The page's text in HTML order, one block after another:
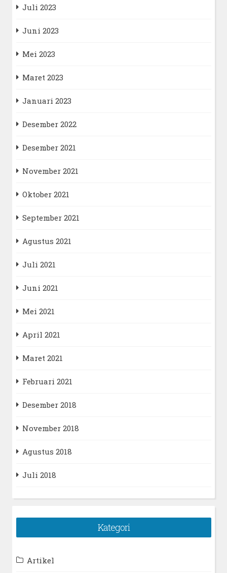
Juli 2023
Juni 2023
Mei 2023
Maret 2023
Januari 2023
Desember 2022
Desember 2021
November 2021
Oktober 2021
September 2021
Agustus 2021
Juli 2021
Juni 2021
Mei 2021
April 2021
Maret 2021
Februari 2021
Desember 2018
November 2018
Agustus 2018
Juli 2018
Kategori
Artikel